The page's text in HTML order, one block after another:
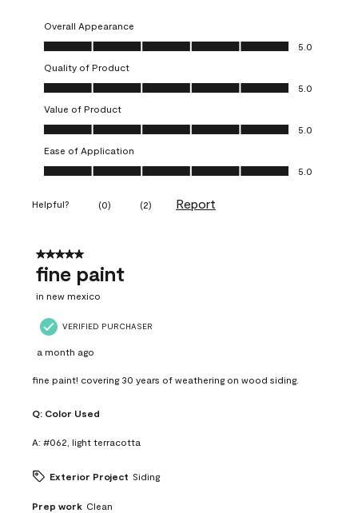
Overall Appearance
Overall Appearance, 5.0 out of 5
5.0
Quality of Product
Quality of Product, 5.0 out of 5
5.0
Value of Product
Value of Product, 5.0 out of 5
5.0
Ease of Application
Ease of Application, 5.0 out of 5
5.0
Helpful? (0) (2) Report
5 out of 5 stars.
fine paint
in new mexico
VERIFIED PURCHASER
a month ago
fine paint! covering 30 years of weathering on wood siding.
Q: Color Used
A: #062, light terracotta
Exterior Project Siding
Prep work Clean